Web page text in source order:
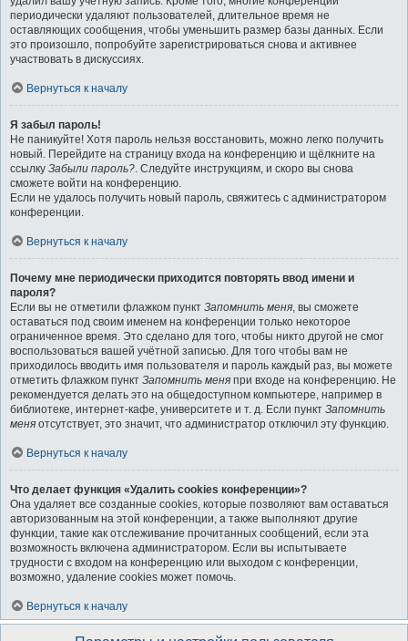
периодически удаляют пользователей, длительное время не
оставляющих сообщения, чтобы уменьшить размер базы данных. Если
это произошло, попробуйте зарегистрироваться снова и активнее
участвовать в дискуссиях.
Вернуться к началу
Я забыл пароль!
Не паникуйте! Хотя пароль нельзя восстановить, можно легко получить
новый. Перейдите на страницу входа на конференцию и щёлкните на
ссылку Забыли пароль?. Следуйте инструкциям, и скоро вы снова
сможете войти на конференцию.
Если не удалось получить новый пароль, свяжитесь с администратором
конференции.
Вернуться к началу
Почему мне периодически приходится повторять ввод имени и
пароля?
Если вы не отметили флажком пункт Запомнить меня, вы сможете
оставаться под своим именем на конференции только некоторое
ограниченное время. Это сделано для того, чтобы никто другой не смог
воспользоваться вашей учётной записью. Для того чтобы вам не
приходилось вводить имя пользователя и пароль каждый раз, вы можете
отметить флажком пункт Запомнить меня при входе на конференцию. Не
рекомендуется делать это на общедоступном компьютере, например в
библиотеке, интернет-кафе, университете и т. д. Если пункт Запомнить
меня отсутствует, это значит, что администратор отключил эту функцию.
Вернуться к началу
Что делает функция «Удалить cookies конференции»?
Она удаляет все созданные cookies, которые позволяют вам оставаться
авторизованным на этой конференции, а также выполняют другие
функции, такие как отслеживание прочитанных сообщений, если эта
возможность включена администратором. Если вы испытываете
трудности с входом на конференцию или выходом с конференции,
возможно, удаление cookies может помочь.
Вернуться к началу